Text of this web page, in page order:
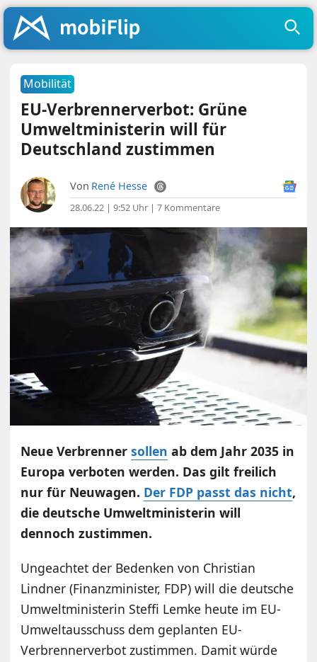
Mobilität
EU-Verbrennerverbot: Grüne
Umweltministerin will für
Deutschland zustimmen
Von René Hesse
28.06.22 | 9:52 Uhr |7 Kommentare
Neue Verbrennersollen ab dem Jahr 2035 in
Europa verboten werden. Das gilt freilich
nur für Neuwagen. Der FDP passt das nicht,
die deutsche Umweltministerin will
dennoch zustimmen.
Ungeachtet der Bedenken von Christian
Lindner (Finanzminister, FDP) will die deutsche
Umweltministerin Steffi Lemke heute im EU-
Umweltausschuss dem geplanten EU-
Verbrennerverbot zustimmen. Damit würde